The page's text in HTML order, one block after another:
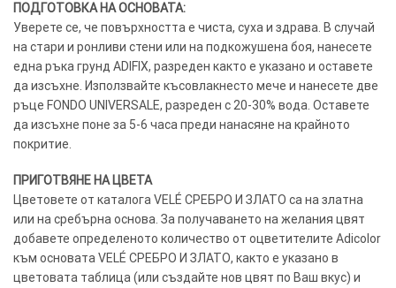
ПОДГОТОВКА НА ОСНОВАТА:
Уверете се, че повърхността е чиста, суха и здрава. В случай
на стари и ронливи стени или на подкожушена боя, нанесете
една ръка грунд ADIFIX, разреден както е указано и оставете
да изсъхне. Използвайте късовлакнесто мече и нанесете две
ръце FONDO UNIVERSALE, разреден с 20-30% вода. Оставете
да изсъхне поне за 5-6 часа преди нанасяне на крайното
покритие.
ПРИГОТВЯНЕ НА ЦВЕТА
Цветовете от каталога VELÉ СРЕБРО И ЗЛАТО са на златна
или на сребърна основа. За получаването на желания цвят
добавете определеното количество от оцветителите Adicolor
към основата VELÉ СРЕБРО И ЗЛАТО, както е указано в
цветовата таблица (или създайте нов цвят по Ваш вкус) и